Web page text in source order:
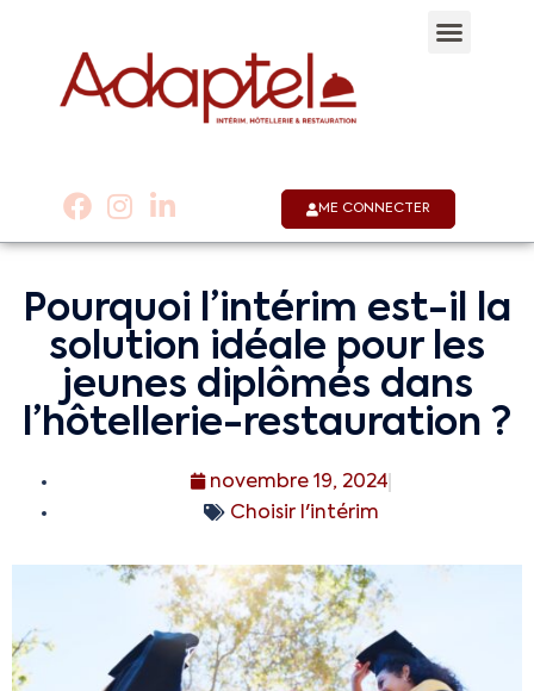
ME CONNECTER
Pourquoi l’intérim est-il la
solution idéale pour les
jeunes diplômés dans
l’hôtellerie-restauration ?
novembre 19, 2024
Choisir l'intérim